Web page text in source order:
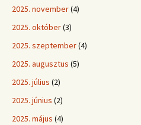
2025. november(4)
2025. október(3)
2025. szeptember(4)
2025. augusztus (5)
2025. július (2)
2025. június (2)
2025. május (4)